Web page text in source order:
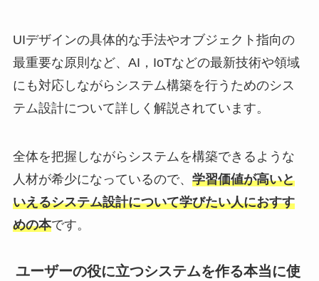
UIデザインの具体的な手法やオブジェクト指向の
最重要な原則など、AI，IoTなどの最新技術や領域
にも対応しながらシステム構築を行うためのシス
テム設計について詳しく解説されています。
全体を把握しながらシステムを構築できるような
人材が希少になっているので、 学習価値が高いと
いえるシステム設計について学びたい人におすす
めの本です。
ユーザーの役に立つシステムを作る本当に使